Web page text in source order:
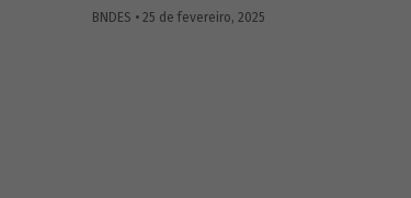
para reduzir seu impacto ambiental?
BNDES • 25 de fevereiro, 2025